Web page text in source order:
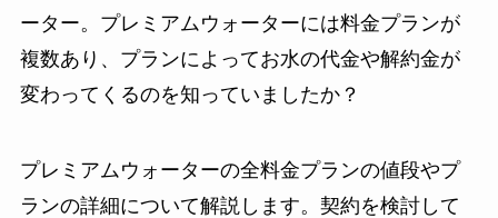
ーター。プレミアムウォーターには料金プランが
複数あり、プランによってお水の代金や解約金が
変わってくるのを知っていましたか？
プレミアムウォーターの全料金プランの値段やプ
ランの詳細について解説します。契約を検討して